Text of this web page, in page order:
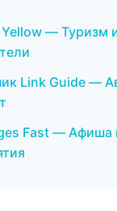
Yellow — Туризм
Link Guide —
Fast — Афиша